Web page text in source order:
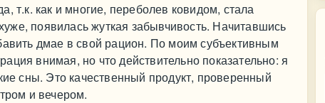
т.к. как и многие, переболев ковидом, стала
появилась жуткая забывчивость. Начитавшись
дмае в свой рацион. По моим субъективным
внимая, но что действительно показательно: я
сны. Это качественный продукт, проверенный
и вечером.